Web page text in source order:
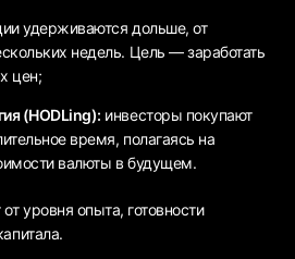
удерживаются дольше, от
недель. Цель — заработать
цен;
(HODLing): инвесторы покупают
время, полагаясь на
валюты в будущем.
уровня опыта, готовности